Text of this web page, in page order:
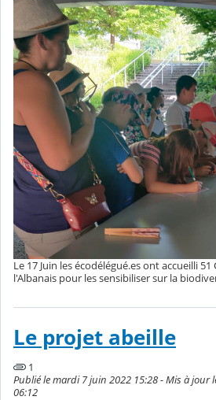
Le 17 Juin les écodélégué.es ont accueilli
l'Albanais pour les sensibiliser sur la
Le projet abeille
1
Publié le mardi 7 juin 2022 15:28 - Mis à jour
06:12